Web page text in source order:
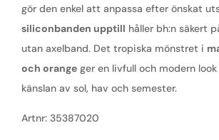
gör den enkel att anpassa efter önskat
siliconbanden upptill håller bh:n säkert
utan axelband. Det tropiska mönstret i
och orange ger en livfull och modern
känslan av sol, hav och semester.
Artnr: 35387020